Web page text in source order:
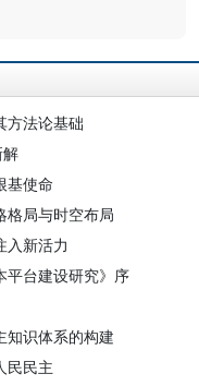
方法论基础
解
基使命
格局与时空布局
入新活力
平台建设研究》序
知识体系的构建
民民主